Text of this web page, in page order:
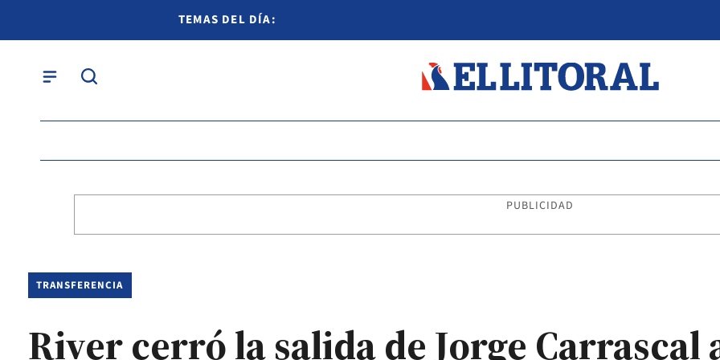
TEMAS DEL DÍA:
PUBLICIDAD
TRANSFERENCIA
River cerró la salida de Jorge Carrascal